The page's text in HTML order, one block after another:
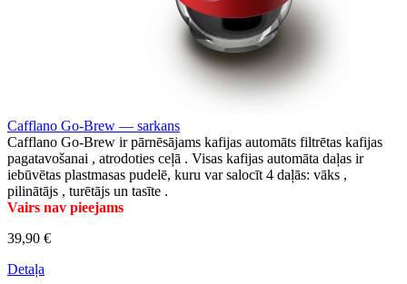
Cafflano Go-Brew — sarkans
Cafflano Go-Brew ir pārnēsājams kafijas automāts filtrētas kafijas
pagatavošanai , atrodoties ceļā . Visas kafijas automāta daļas ir
iebūvētas plastmasas pudelē, kuru var salocīt 4 daļās: vāks ,
pilinātājs , turētājs un tasīte .
Vairs nav pieejams
39,90 €
Detaļa